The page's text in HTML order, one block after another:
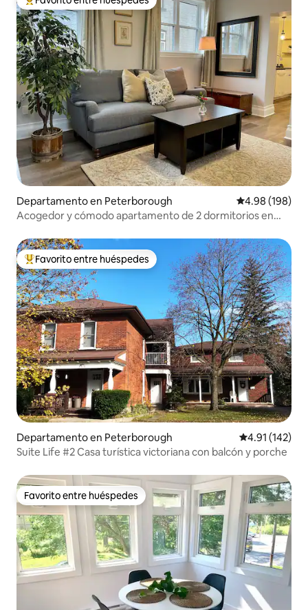
De los mejores en Favorito entre huéspedes
Departamento en Peterborough Calificación
4.98 (198)
Acogedor y cómodo apartamento de 2 dormitorios en
De los mejores en Favorito entre huéspedes
Favorito entre huéspedes
Departamento en Peterborough Calificación
4.91 (142)
Suite Life #2 Casa turística victoriana con balcón y porche
Favorito entre huéspedes
Favorito entre huéspedes